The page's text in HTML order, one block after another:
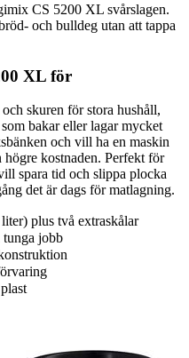
CS 5200 XL svårslagen.
och bulldeg utan att tappa
XL för
skuren för stora hushåll,
bakar eller lagar mycket
och vill ha en maskin
högre kostnaden. Perfekt för
spara tid och slippa plocka
det är dags för matlagning.
plus två extraskålar
tunga jobb